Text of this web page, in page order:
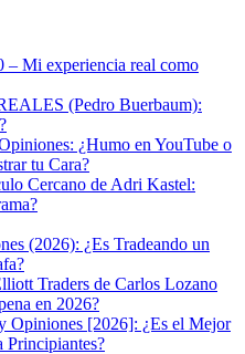
– Mi experiencia real como
(Pedro Buerbaum):
¿Humo en YouTube o
tu Cara?
Cercano de Adri Kastel:
(2026): ¿Es Tradeando un
Traders de Carlos Lozano
en 2026?
Opiniones [2026]: ¿Es el Mejor
Principiantes?